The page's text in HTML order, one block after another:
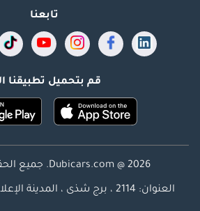
تابعنا
قم بتحميل تطبيقنا
Dubicars.com @ 2026. جميع الحقوق محفوظة.
العنوان: 2114 ، برج شذى ، المدينة الإعلامية ، دبي ، الإمارات